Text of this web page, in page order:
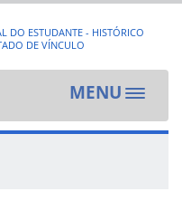
DO ESTUDANTE - HISTÓRICO
DE VÍNCULO
MENU
Toggle